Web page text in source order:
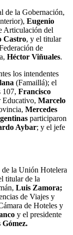
de la Gobernación,
Eugenio
Articulación del
Castro, y el titular
de
, Héctor Viñuales.
los intendentes
(Famaillá); el
107, Francisco
Educativo, Marcelo
Mercedes
participaron
Aybar; y el jefe
la Unión Hotelera
titular de la
Luis Zamora;
de Viajes y
de Hoteles y
y el presidente